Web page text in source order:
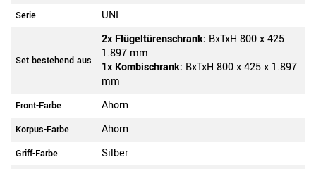
Serie UNI
Set bestehend aus
2x Flügeltürenschrank: BxTxH 800 x 425
1.897 mm
1x Kombischrank: BxTxH 800 x 425 x 1.897
mm
Front-Farbe Ahorn
Korpus-Farbe Ahorn
Griff-Farbe Silber